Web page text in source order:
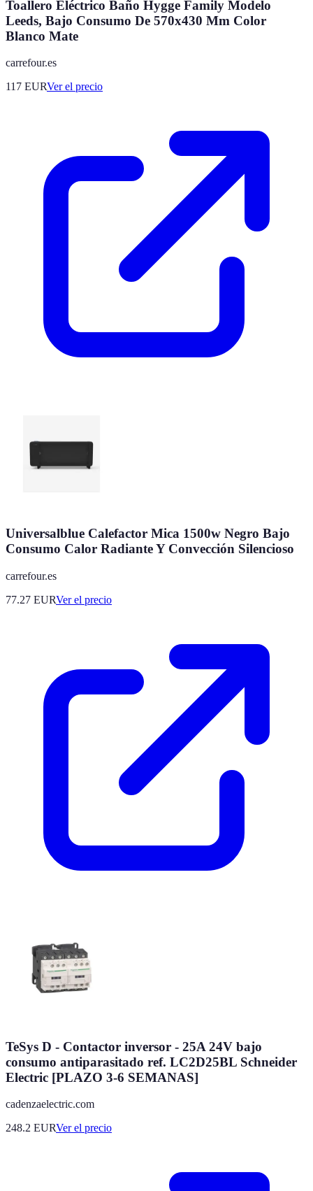
Toallero Eléctrico Baño Hygge Family Modelo
Leeds, Bajo Consumo De 570x430 Mm Color
Blanco Mate
carrefour.es
117 EURVer el precio
Universalblue Calefactor Mica 1500w Negro Bajo
Consumo Calor Radiante Y Convección Silencioso
carrefour.es
77.27 EURVer el precio
TeSys D - Contactor inversor - 25A 24V bajo
consumo antiparasitado ref. LC2D25BL Schneider
Electric [PLAZO 3-6 SEMANAS]
cadenzaelectric.com
248.2 EURVer el precio